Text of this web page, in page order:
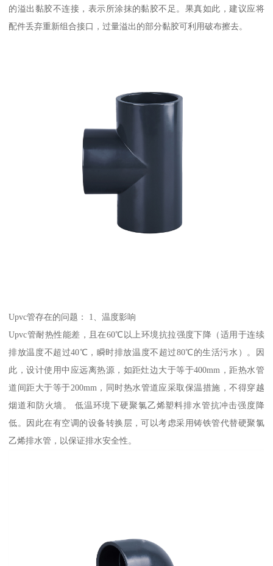
的溢出黏胶不连接，表示所涂抹的黏胶不足。果真如此，建议应将
配件丢弃重新组合接口，过量溢出的部分黏胶可利用破布擦去。
Upvc管存在的问题： 1、温度影响
Upvc管耐热性能差，且在60℃以上环境抗拉强度下降（适用于连续
排放温度不超过40℃，瞬时排放温度不超过80℃的生活污水）。因
此，设计使用中应远离热源，如距灶边大于等于400mm，距热水管
道间距大于等于200mm，同时热水管道应采取保温措施，不得穿越
烟道和防火墙。 低温环境下硬聚氯乙烯塑料排水管抗冲击强度降
低。因此在有空调的设备转换层，可以考虑采用铸铁管代替硬聚氯
乙烯排水管，以保证排水安全性。